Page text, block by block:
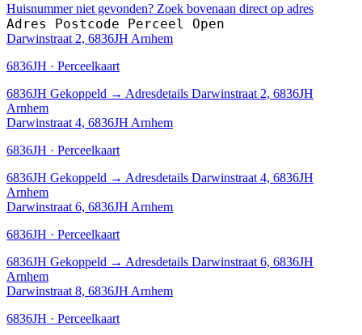
Huisnummer niet gevonden? Zoek bovenaan direct op adres
Adres Postcode Perceel Open
Darwinstraat 2, 6836JH Arnhem
6836JH · Perceelkaart
6836JH Gekoppeld → Adresdetails Darwinstraat 2, 6836JH
Arnhem
Darwinstraat 4, 6836JH Arnhem
6836JH · Perceelkaart
6836JH Gekoppeld → Adresdetails Darwinstraat 4, 6836JH
Arnhem
Darwinstraat 6, 6836JH Arnhem
6836JH · Perceelkaart
6836JH Gekoppeld → Adresdetails Darwinstraat 6, 6836JH
Arnhem
Darwinstraat 8, 6836JH Arnhem
6836JH · Perceelkaart